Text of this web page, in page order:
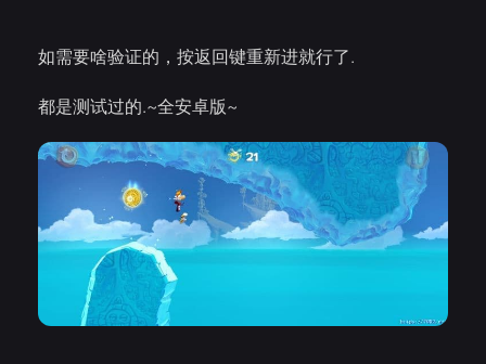
如需要啥验证的，按返回键重新进就行了.
都是测试过的.~全安卓版~